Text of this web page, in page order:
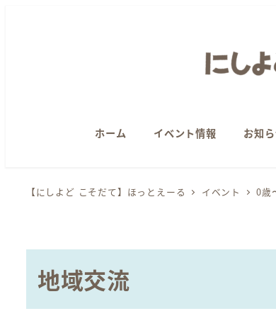
ホーム イベント情報 お知
【にしよど こそだて】ほっとえーる イベント 0歳
地域交流